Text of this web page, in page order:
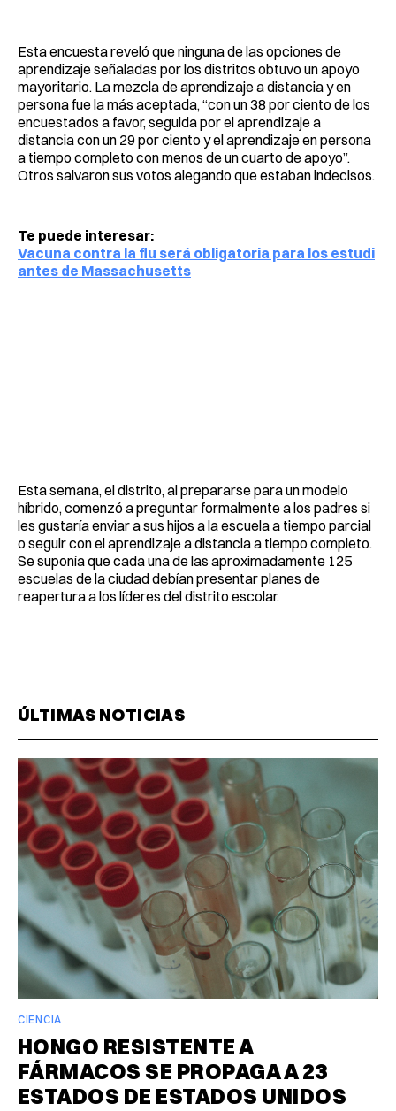
Esta encuesta reveló que ninguna de las opciones de
aprendizaje señaladas por los distritos obtuvo un apoyo
mayoritario. La mezcla de aprendizaje a distancia y en
persona fue la más aceptada, “con un 38 por ciento de los
encuestados a favor, seguida por el aprendizaje a
distancia con un 29 por ciento y el aprendizaje en persona
a tiempo completo con menos de un cuarto de apoyo”.
Otros salvaron sus votos alegando que estaban indecisos.
Te puede interesar:
Vacuna contra la flu será obligatoria para los estudi
antes de Massachusetts
Esta semana, el distrito, al prepararse para un modelo
híbrido, comenzó a preguntar formalmente a los padres si
les gustaría enviar a sus hijos a la escuela a tiempo parcial
o seguir con el aprendizaje a distancia a tiempo completo.
Se suponía que cada una de las aproximadamente 125
escuelas de la ciudad debían presentar planes de
reapertura a los líderes del distrito escolar.
ÚLTIMAS NOTICIAS
CIENCIA
HONGO RESISTENTE A
FÁRMACOS SE PROPAGA A 23
ESTADOS DE ESTADOS UNIDOS